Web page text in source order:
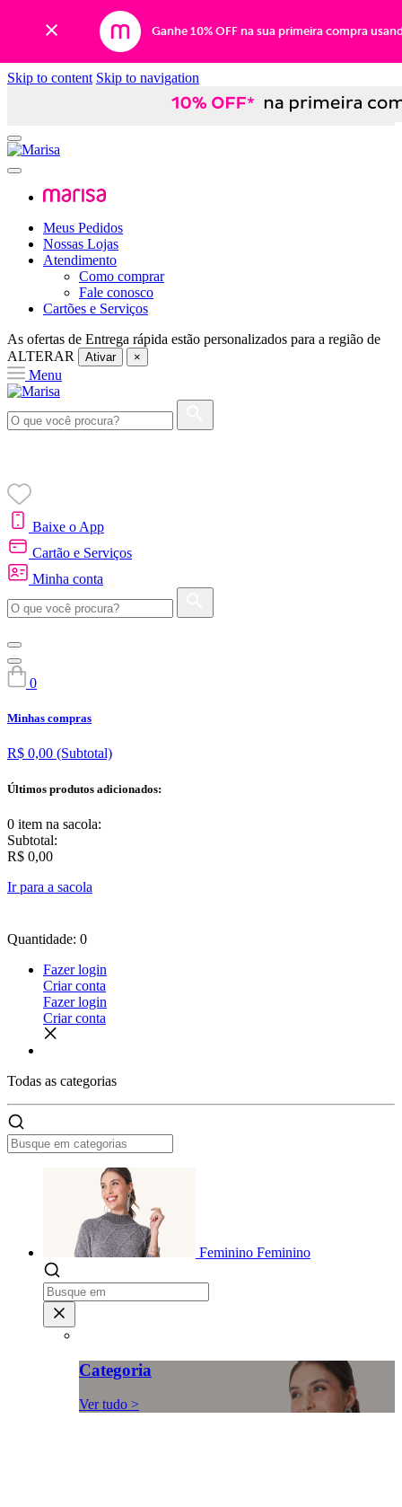
Ganhe 10% OFF na sua primeira compra
Skip to content Skip to navigation
Meus Pedidos
Nossas Lojas
Atendimento
Como comprar
Fale conosco
Cartões e Serviços
As ofertas de Entrega rápida estão personalizados para a região de
ALTERAR
Ativar ×
Menu
Baixe o App
Cartão e Serviços
Minha conta
0
Minhas compras
R$ 0,00 (Subtotal)
Últimos produtos adicionados:
0 item na sacola:
Subtotal:
R$ 0,00
Ir para a sacola
Quantidade: 0
Fazer login
Criar conta
Fazer login
Criar conta
Todas as categorias
Feminino Feminino
Categoria
Ver tudo >